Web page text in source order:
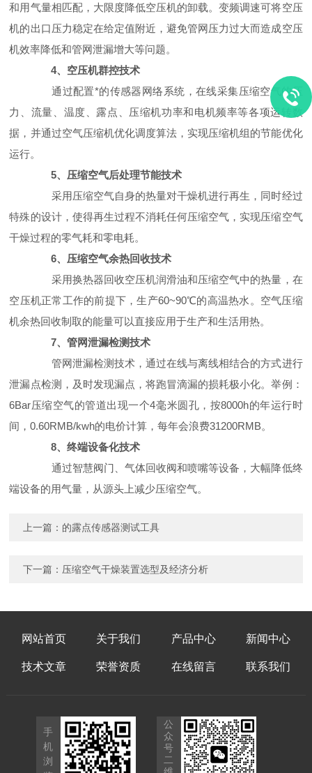
和用气量相匹配，大限度降低空压机的卸载。变频调速可将空压
机的出口压力稳定在给定值附近，避免管网压力过大而造成空压
机效率降低和管网泄漏增大等问题。
4、空压机群控技术
通过配置*的传感器网络系统，在线采集压缩空气的压
力、流量、温度、露点、压缩机功率和电机频率等各项运转数
据，并通过空气压缩机优化调度算法，实现压缩机组的节能优化
运行。
5、压缩空气后处理节能技术
采用压缩空气自身的热量对干燥机进行再生，同时经过
特殊的设计，使得再生过程不消耗任何压缩空气，实现压缩空气
干燥过程的零气耗和零电耗。
6、压缩空气余热回收技术
采用换热器回收空压机润滑油和压缩空气中的热量，在
空压机正常工作的前提下，生产60~90℃的高温热水。空气压缩
机余热回收制取的能量可以直接应用于生产和生活用热。
7、管网泄漏检测技术
管网泄漏检测技术，通过在线与离线相结合的方式进行
泄漏点检测，及时发现漏点，将跑冒滴漏的损耗极小化。举例：
6Bar压缩空气的管道出现一个4毫米圆孔，按8000h的年运行时
间，0.60RMB/kwh的电价计算，每年会浪费31200RMB。
8、终端设备化技术
通过智慧阀门、气体回收阀和喷嘴等设备，大幅降低终
端设备的用气量，从源头上减少压缩空气。
上一篇： 的露点传感器测试工具
下一篇： 压缩空气干燥装置选型及经济分析
网站首页 关于我们 产品中心 新闻中心
技术文章 荣誉资质 在线留言 联系我们
手
机
浏
公
众
号
二